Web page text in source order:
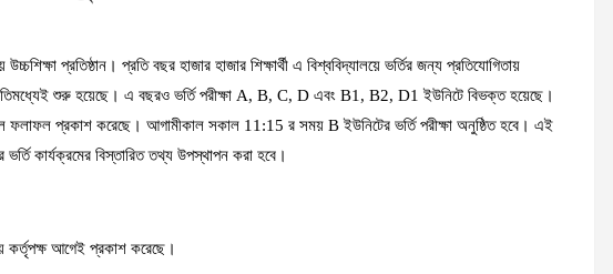
প্রতিষ্ঠান। প্রতি বছর হাজার হাজার শিক্ষার্থী এ বিশ্ববিদ্যালয়ে ভর্তির জন্য প্রতিযোগিতায়
শুরু হয়েছে। এ বছরও ভর্তি পরীক্ষা A, B, C, D এবং B1, B2, D1 ইউনিটে বিভক্ত হয়েছে।
ফলাফল প্রকাশ করেছে। আগামীকাল সকাল 11:15 র সময় B ইউনিটের ভর্তি পরীক্ষা অনুষ্ঠিত হবে। এই
ভর্তি কার্যক্রমের বিস্তারিত তথ্য উপস্থাপন করা হবে।
কর্তৃপক্ষ আগেই প্রকাশ করেছে।